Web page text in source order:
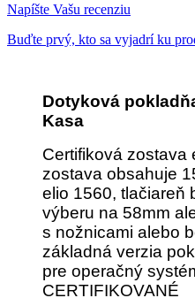
Napíšte Vašu recenziu
Buďte prvý, kto sa vyjadrí ku
Dotyková
Kasa
Certifiková zostava
zostava obsahuje
elio 1560, tlačiareň
výberu na 58mm
s nožnicami alebo
základná verzia
pre operačný
CERTIFIKOVANÉ